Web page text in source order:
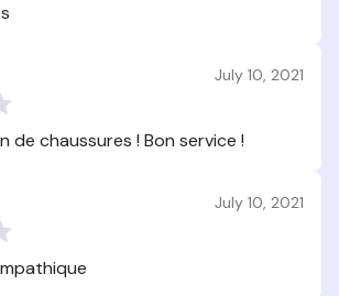
July 10, 2021
de chaussures ! Bon service !
July 10, 2021